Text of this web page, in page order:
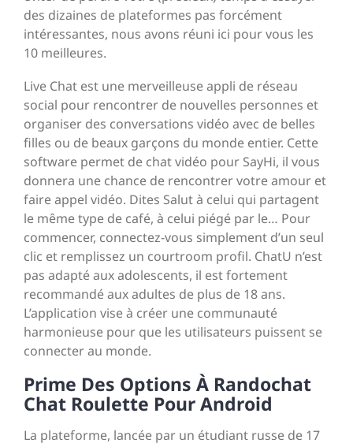
des dizaines de plateformes pas forcément
intéressantes, nous avons réuni ici pour vous les
10 meilleures.
Live Chat est une merveilleuse appli de réseau
social pour rencontrer de nouvelles personnes et
organiser des conversations vidéo avec de belles
filles ou de beaux garçons du monde entier. Cette
software permet de chat vidéo pour SayHi, il vous
donnera une chance de rencontrer votre amour et
faire appel vidéo. Dites Salut à celui qui partagent
le même type de café, à celui piégé par le… Pour
commencer, connectez-vous simplement d’un seul
clic et remplissez un courtroom profil. ChatU n’est
pas adapté aux adolescents, il est fortement
recommandé aux adultes de plus de 18 ans.
L’application vise à créer une communauté
harmonieuse pour que les utilisateurs puissent se
connecter au monde.
Prime Des Options À Randochat
Chat Roulette Pour Android
La plateforme, lancée par un étudiant russe de 17